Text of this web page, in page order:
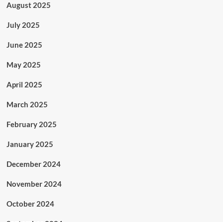
August 2025
July 2025
June 2025
May 2025
April 2025
March 2025
February 2025
January 2025
December 2024
November 2024
October 2024